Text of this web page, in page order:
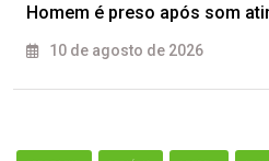
Homem é preso após som
10 de agosto de 2026